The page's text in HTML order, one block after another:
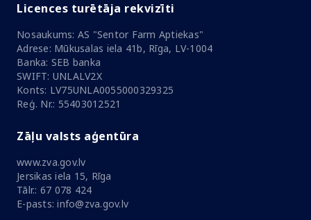
Licences turētāja rekvizīti
Nosaukums: AS "Sentor Farm Aptiekas"
Adrese: Mūkusalas iela 41b, Rīga, LV-1004
Banka: SEB banka
SWIFT: UNLALV2X
Konts: LV75UNLA0055000329325
Reģ. Nr.: 55403012521
Zāļu valsts aģentūra
www.zva.gov.lv
Jersikas iela 15, Rīga
Tālr.: 67 078 424
E-pasts: info@zva.gov.lv